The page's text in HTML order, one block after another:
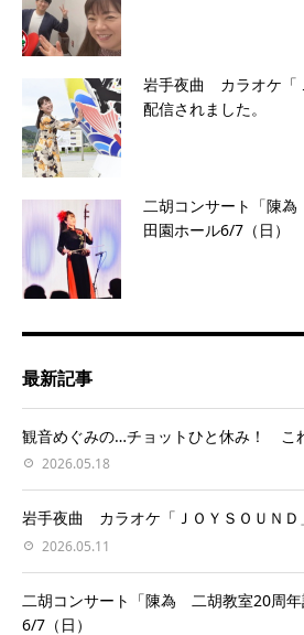
岩手夜曲 カラオケ「
配信されました。
二胡コンサート「陳
田園ホール6/7（日）
最新記事
観音めぐみの…チョットひと休み！ こ
2026.05.18
岩手夜曲 カラオケ「ＪＯＹＳＯＵＮＤ
2026.05.11
二胡コンサート「陳為 二胡教室20周
6/7（日）